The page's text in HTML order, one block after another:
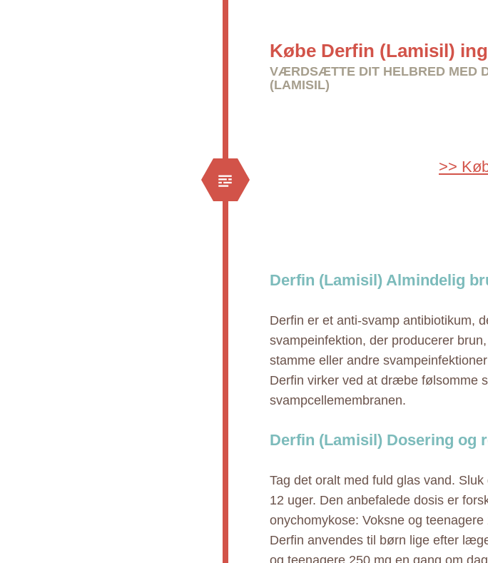
Købe Derfin (Lamisil)
VÆRDSÆTTE DIT HELBRED MED
(LAMISIL)
>>
Derfin (Lamisil) Almindelig
Derfin er et anti-svamp antibiotikum,
svampeinfektion, der producerer
stamme eller andre
Derfin virker ved at dræbe følsomme
svampcellemembranen.
Derfin (Lamisil) Dosering og
Tag det oralt med fuld glas vand.
12 uger. Den anbefalede dosis er
onychomykose: Voksne og
Derfin anvendes til børn lige efter
og teenagere 250 mg en gang om